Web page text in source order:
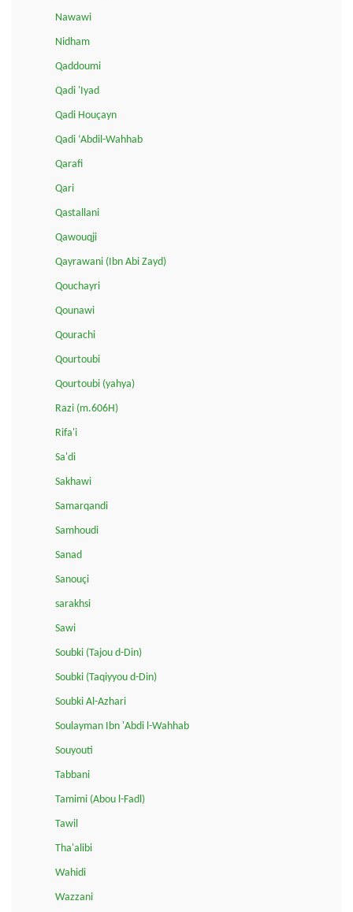
Nawawi
Nidham
Qaddoumi
Qadi 'Iyad
Qadi Houçayn
Qadi ‘Abdil-Wahhab
Qarafi
Qari
Qastallani
Qawouqji
Qayrawani (Ibn Abi Zayd)
Qouchayri
Qounawi
Qourachi
Qourtoubi
Qourtoubi (yahya)
Razi (m.606H)
Rifa'i
Sa'di
Sakhawi
Samarqandi
Samhoudi
Sanad
Sanouçi
sarakhsi
Sawi
Soubki (Tajou d-Din)
Soubki (Taqiyyou d-Din)
Soubki Al-Azhari
Soulayman Ibn 'Abdi l-Wahhab
Souyouti
Tabbani
Tamimi (Abou l-Fadl)
Tawil
Tha'alibi
Wahidi
Wazzani